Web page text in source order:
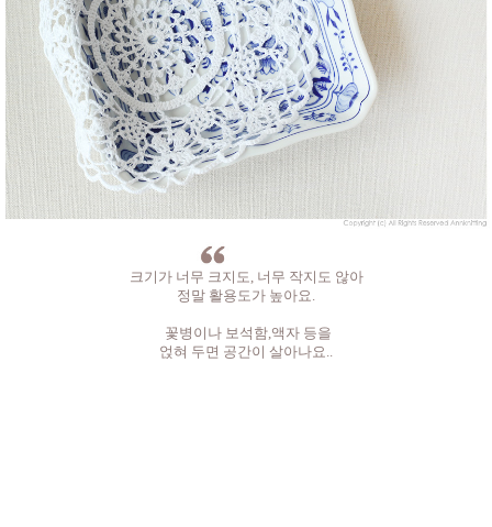
크기가 너무 크지도, 너무 작지도 않아
정말 활용도가 높아요.
꽃병이나 보석함,액자 등을
얹혀 두면 공간이 살아나요..